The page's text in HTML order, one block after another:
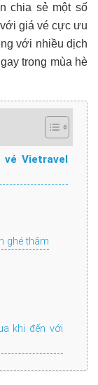
chia sẻ một số
với giá vé cực ưu
với nhiều dịch
trong mùa hè
vé Vietravel
ghé thăm
khi đến với